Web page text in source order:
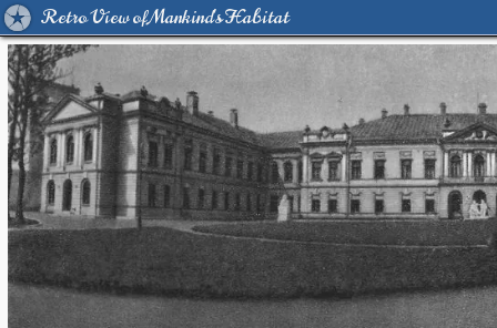
Retro View of Mankind's Habitat